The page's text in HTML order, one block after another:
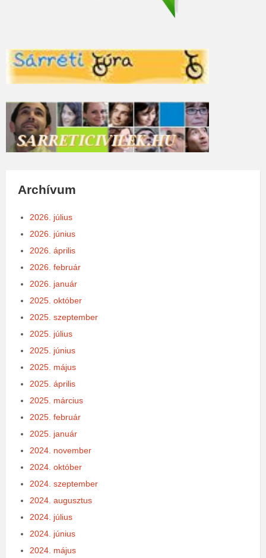
Archívum
2026. július
2026. június
2026. április
2026. február
2026. január
2025. október
2025. szeptember
2025. július
2025. június
2025. május
2025. április
2025. március
2025. február
2025. január
2024. november
2024. október
2024. szeptember
2024. augusztus
2024. július
2024. június
2024. május